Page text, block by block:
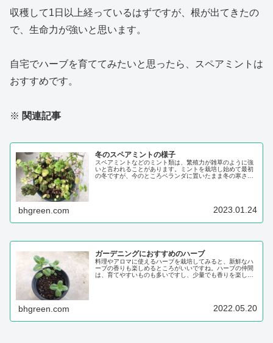
収穫して1日以上経っているはずですが、根が出てきたの
で、生命力が強いと思います。
自宅でハーブを育ててみたいと思ったら、スペアミントは
おすすめです。
※ 関連記事
冬のスペアミントの様子
スペアミントなどのミント類は、繁殖力が雑草のように強
いと言われることがあります。ミントを栽培し始めて最初
の冬ですが、今のところベランダに置いたまま冬の寒さに
bhgreen.com 2023.01.24
ガーデニングにおすすめのハーブ
料理やアロマに使えるハーブを栽培してみると、新鮮なハ
ーブの香りも楽しめるところがいいですね。ハーブの仲間
は、育てやすいものも多いですし、少量でも香りを楽しむ
bhgreen.com 2022.05.20